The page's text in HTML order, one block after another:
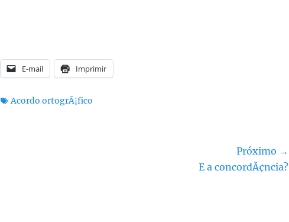
E-mail Imprimir
Tags:Acordo ortogrÃ¡fico
Próximo →
E a concordÃ¢ncia?